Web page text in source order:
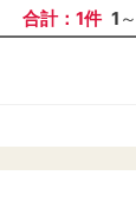
合計：1件 1 ～